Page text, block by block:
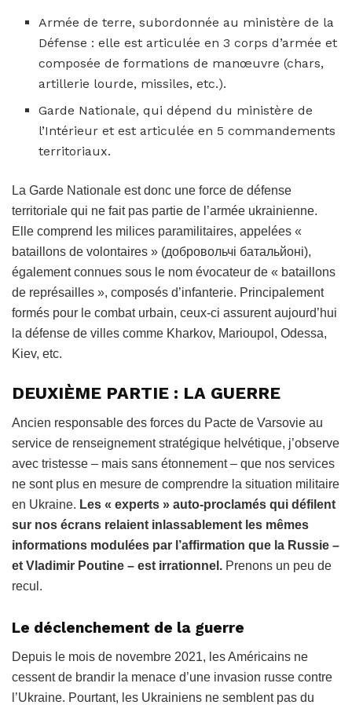
Armée de terre, subordonnée au ministère de la
Défense : elle est articulée en 3 corps d’armée et
composée de formations de manœuvre (chars,
artillerie lourde, missiles, etc.).
Garde Nationale, qui dépend du ministère de
l’Intérieur et est articulée en 5 commandements
territoriaux.
La Garde Nationale est donc une force de défense
territoriale qui ne fait pas partie de l’armée ukrainienne.
Elle comprend les milices paramilitaires, appelées «
bataillons de volontaires » (добровольчі батальйоні),
également connues sous le nom évocateur de « bataillons
de représailles », composés d’infanterie. Principalement
formés pour le combat urbain, ceux-ci assurent aujourd’hui
la défense de villes comme Kharkov, Marioupol, Odessa,
Kiev, etc.
DEUXIÈME PARTIE : LA GUERRE
Ancien responsable des forces du Pacte de Varsovie au
service de renseignement stratégique helvétique, j’observe
avec tristesse – mais sans étonnement – que nos services
ne sont plus en mesure de comprendre la situation militaire
en Ukraine. Les « experts » auto-proclamés qui défilent
sur nos écrans relaient inlassablement les mêmes
informations modulées par l’affirmation que la Russie –
et Vladimir Poutine – est irrationnel. Prenons un peu de
recul.
Le déclenchement de la guerre
Depuis le mois de novembre 2021, les Américains ne
cessent de brandir la menace d’une invasion russe contre
l’Ukraine. Pourtant, les Ukrainiens ne semblent pas du